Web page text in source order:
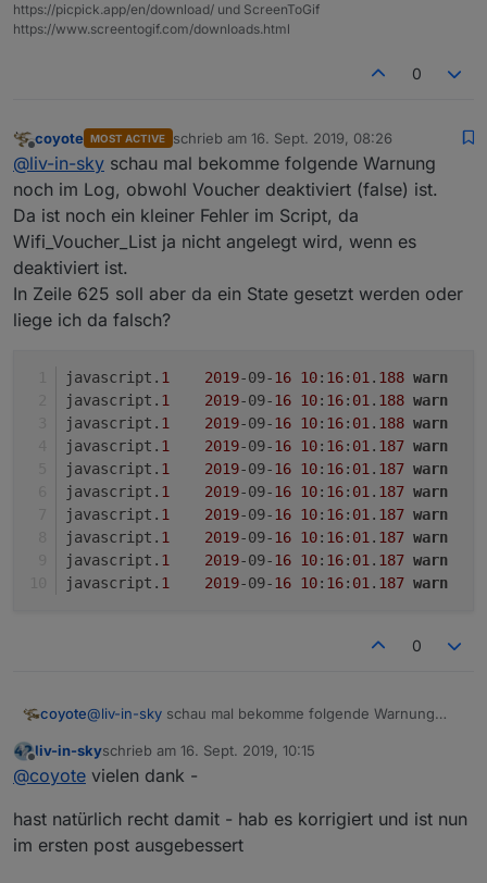
https://picpick.app/en/download/ und ScreenToGif
https://www.screentogif.com/downloads.html
0
Offline
coyote MOST ACTIVE schrieb am 16. Sept. 2019, 08:26
zuletzt editiert von
@liv-in-sky schau mal bekomme folgende Warnung
noch im Log, obwohl Voucher deaktiviert (false) ist.
Da ist noch ein kleiner Fehler im Script, da
Wifi_Voucher_List ja nicht angelegt wird, wenn es
deaktiviert ist.
In Zeile 625 soll aber da ein State gesetzt werden oder
liege ich da falsch?
javascript. 1 2019-09-16 10: 16: 01 . 188 warn
javascript. 1 2019-09-16 10: 16: 01 . 188 warn
javascript. 1 2019-09-16 10: 16: 01 . 188 warn
javascript. 1 2019-09-16 10: 16: 01 . 187 warn
javascript. 1 2019-09-16 10: 16: 01 . 187 warn
javascript. 1 2019-09-16 10: 16: 01 . 187 warn
javascript. 1 2019-09-16 10: 16: 01 . 187 warn
javascript. 1 2019-09-16 10: 16: 01 . 187 warn
javascript. 1 2019-09-16 10: 16: 01 . 187 warn
javascript. 1 2019-09-16 10: 16: 01 . 187 warn
0
coyote@liv-in-sky schau mal bekomme folgende Warnung
Da ist noch ein kleiner Fehler im Script, da
Wifi_Voucher_List ja nicht angelegt wird, wenn es
In Zeile 625 soll aber da ein State gesetzt werden oder
liege ich da falsch?
javascript.1	2019-09-16 10:16:01.188
javascript.1	2019-09-16 10:16:01.188
javascript.1	2019-09-16 10:16:01.187
javascript.1	2019-09-16 10:16:01.187	warn
javascript.1	2019-09-16 10:16:01.187
Offline
liv-in-skyschrieb am 16. Sept. 2019, 10:15
zuletzt editiert von
@coyote vielen dank -
hast natürlich recht damit - hab es korrigiert und ist nun
im ersten post ausgebessert